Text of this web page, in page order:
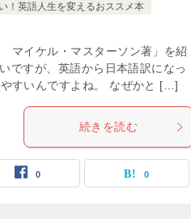
！英語人生を変えるおススメ本
マイケル・マスターソン著」を紹
ですが、英語から日本語訳になっ
すいんですよね。 なぜかと […]
続きを読む
0 0